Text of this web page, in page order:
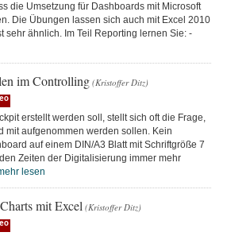
die Umsetzung für Dashboards mit Microsoft
Die Übungen lassen sich auch mit Excel 2010
sehr ähnlich. Im Teil Reporting lernen Sie: -
im Controlling(Kristoffer Ditz)
erstellt werden soll, stellt sich oft die Frage,
mit aufgenommen werden sollen. Kein
auf einem DIN/A3 Blatt mit Schriftgröße 7
Zeiten der Digitalisierung immer mehr
lesen
mit Excel (Kristoffer Ditz)